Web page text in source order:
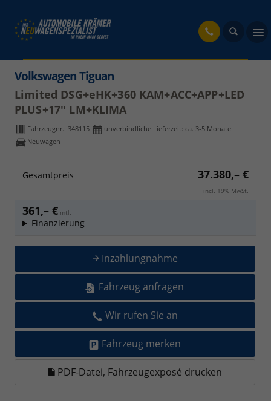
Volkswagen Tiguan
Limited DSG+eHK+360 KAM+ACC+APP+LED
PLUS+17" LM+KLIMA
Fahrzeugnr.: 348115
unverbindliche Lieferzeit: ca. 3-5 Monate
Neuwagen
Gesamtpreis 37.380,– €
incl. 19% MwSt.
361,– € mtl.
Finanzierung
Inzahlungnahme
Fahrzeug anfragen
Wir rufen Sie an
Fahrzeug merken
PDF-Datei, Fahrzeugexposé drucken